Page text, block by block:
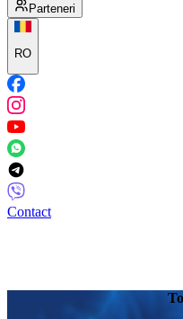
Parteneri
RO
Contact